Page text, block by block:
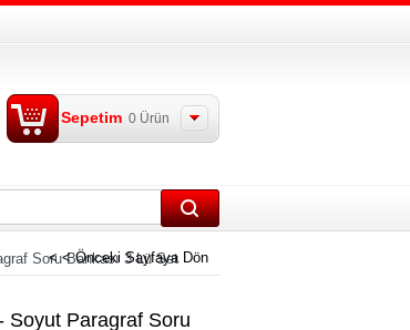
Sepetim 0 Ürün
Soru Bankası 3 Lü Set
< < Önceki Sayfaya Dön
Soyut Paragraf Soru